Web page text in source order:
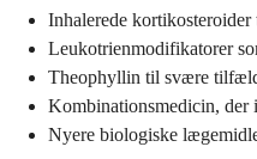
Inhalerede
Leukotrienmodifikatorer
Theophyllin til svære
Kombinationsmedicin,
Nyere biologiske